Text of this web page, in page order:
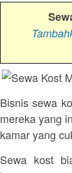
Bisnis sewa
mereka yang
kamar yang
Sewa kost